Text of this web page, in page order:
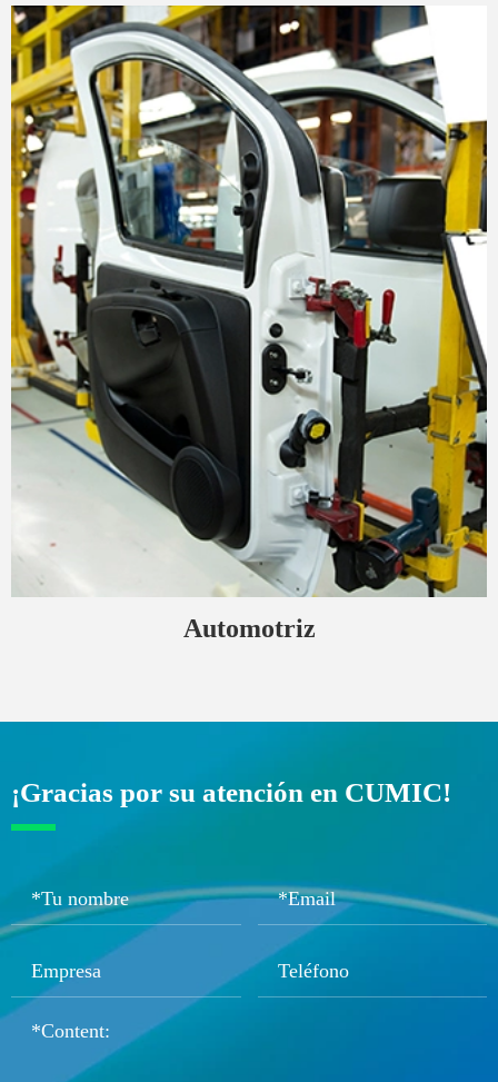
Automotriz
¡Gracias por su atención en CUMIC!